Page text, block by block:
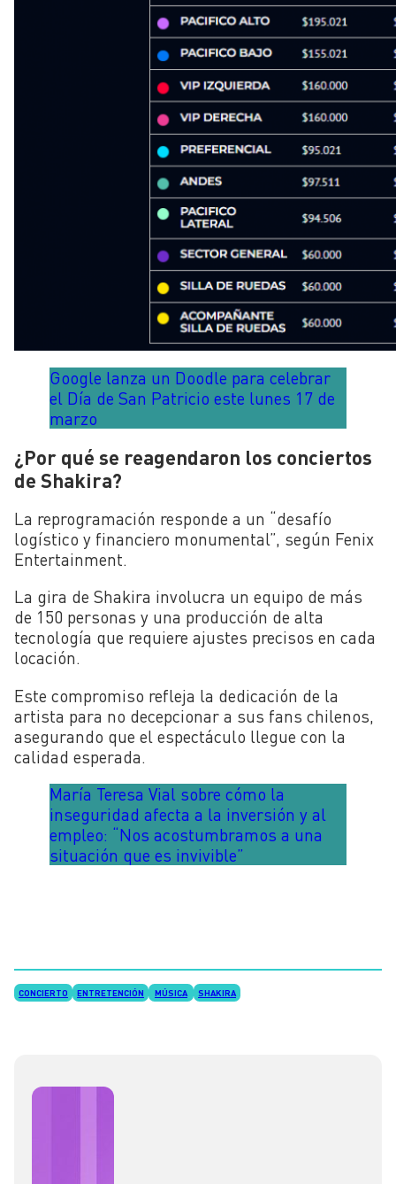
Google lanza un Doodle para celebrar
el Día de San Patricio este lunes 17 de
marzo
¿Por qué se reagendaron los conciertos
de Shakira?
La reprogramación responde a un “desafío
logístico y financiero monumental”, según Fenix
Entertainment.
La gira de Shakira involucra un equipo de más
de 150 personas y una producción de alta
tecnología que requiere ajustes precisos en cada
locación.
Este compromiso refleja la dedicación de la
artista para no decepcionar a sus fans chilenos,
asegurando que el espectáculo llegue con la
calidad esperada.
María Teresa Vial sobre cómo la
inseguridad afecta a la inversión y al
empleo: “Nos acostumbramos a una
situación que es invivible”
CONCIERTO ENTRETENCIÓN MÚSICA SHAKIRA